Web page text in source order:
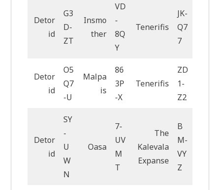
Detor
id
G3
D-
ZT
Insmo
ther
VD
-
8Q
Y
Tenerifis
JK-
Q7
7
Detor
id
O5
Q7
-U
Malpa
is
86
3P
-X
Tenerifis
ZD
1-
Z2
Detor
id
SY
-
U
W
N
Oasa
7-
UV
M
T
The
Kalevala
Expanse
B
M-
VY
Z